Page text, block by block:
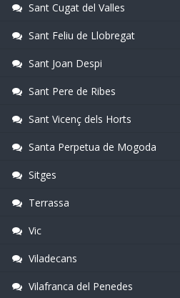
Sant Cugat del Valles
Sant Feliu de Llobregat
Sant Joan Despi
Sant Pere de Ribes
Sant Vicenç dels Horts
Santa Perpetua de Mogoda
Sitges
Terrassa
Vic
Viladecans
Vilafranca del Penedes